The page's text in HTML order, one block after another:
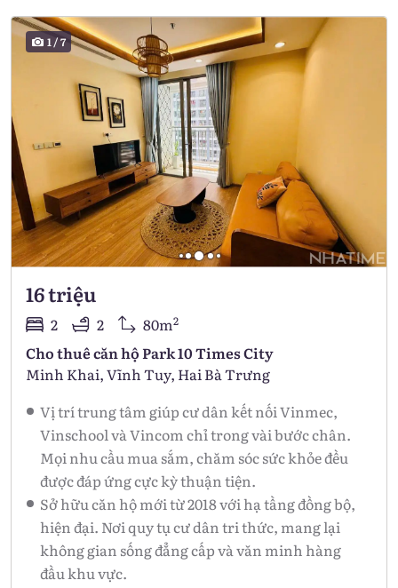
1/7
16 triệu
2 2 80m2
Cho thuê căn hộ Park 10 Times City
Minh Khai, Vĩnh Tuy, Hai Bà Trưng
Vị trí trung tâm giúp cư dân kết nối Vinmec,
Vinschool và Vincom chỉ trong vài bước chân.
Mọi nhu cầu mua sắm, chăm sóc sức khỏe đều
được đáp ứng cực kỳ thuận tiện.
Sở hữu căn hộ mới từ 2018 với hạ tầng đồng bộ,
hiện đại. Nơi quy tụ cư dân tri thức, mang lại
không gian sống đẳng cấp và văn minh hàng
đầu khu vực.